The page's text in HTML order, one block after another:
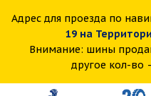
Адрес для проезда по
19 на
Внимание: шины
другое кол-во